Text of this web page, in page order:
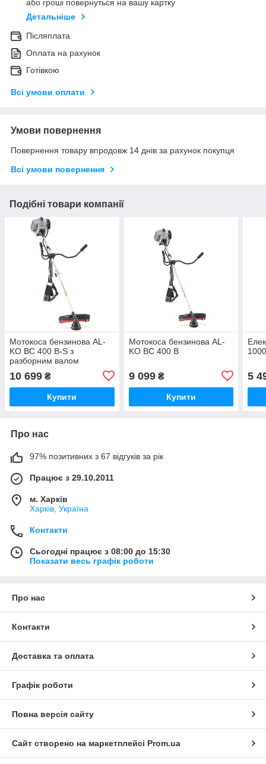
або гроші повернуться на вашу картку
Детальніше
Післяплата
Оплата на рахунок
Готівкою
Всі умови оплати
Умови повернення
Повернення товару впродовж 14 днів за рахунок покупця
Всі умови повернення
Подібні товари компанії
Мотокоса бензинова AL-
KO BC 400 B-S з
разборним валом
10 699 ₴
Купити
Мотокоса бензинова AL-
KO BC 400 B
9 099₴
Купити
5
Про нас
97% позитивних з 67 відгуків за рік
Працює з 29.10.2011
м. Харків
Харків, Україна
Контакти
Сьогодні працює з 08:00 до 15:30
Показати весь графік роботи
Про нас
Контакти
Доставка та оплата
Графік роботи
Повна версія сайту
Сайт створено на маркетплейсі Prom.ua